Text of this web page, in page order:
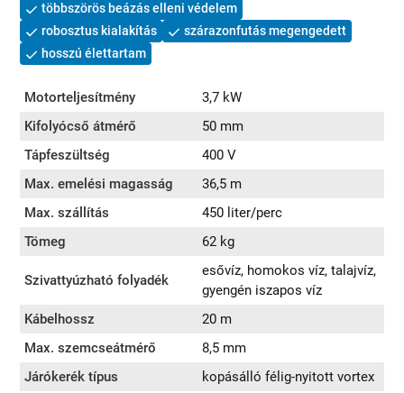
többszörös beázás elleni védelem
robosztus kialakítás
szárazonfutás megengedett
hosszú élettartam
Motorteljesítmény
3,7 kW
Kifolyócső átmérő
50 mm
Tápfeszültség
400 V
Max. emelési magasság
36,5 m
Max. szállítás
450 liter/perc
Tömeg
62 kg
Szivattyúzható folyadék
esővíz, homokos víz, talajvíz,
gyengén iszapos víz
Kábelhossz
20 m
Max. szemcseátmérő
8,5 mm
Járókerék típus
kopásálló félig-nyitott vortex